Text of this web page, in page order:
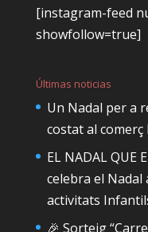
[instagram-feed
showfollow=true]
Últimas noticias
Un Nadal per a
costat al comerç
EL NADAL QUE
celebra el
activitats
🎉 Sorteig